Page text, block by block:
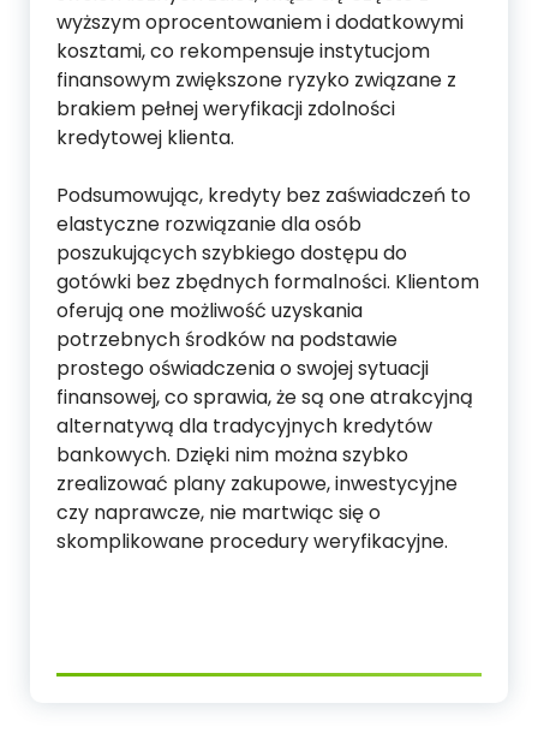
wyższym oprocentowaniem i dodatkowymi
kosztami, co rekompensuje instytucjom
finansowym zwiększone ryzyko związane z
brakiem pełnej weryfikacji zdolności
kredytowej klienta.
Podsumowując, kredyty bez zaświadczeń to
elastyczne rozwiązanie dla osób
poszukujących szybkiego dostępu do
gotówki bez zbędnych formalności. Klientom
oferują one możliwość uzyskania
potrzebnych środków na podstawie
prostego oświadczenia o swojej sytuacji
finansowej, co sprawia, że są one atrakcyjną
alternatywą dla tradycyjnych kredytów
bankowych. Dzięki nim można szybko
zrealizować plany zakupowe, inwestycyjne
czy naprawcze, nie martwiąc się o
skomplikowane procedury weryfikacyjne.